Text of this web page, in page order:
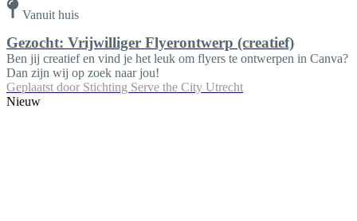
Vanuit huis
Gezocht: Vrijwilliger Flyerontwerp (creatief)
Ben jij creatief en vind je het leuk om flyers te ontwerpen in Canva?
Dan zijn wij op zoek naar jou!
Geplaatst door Stichting Serve the City Utrecht
Nieuw